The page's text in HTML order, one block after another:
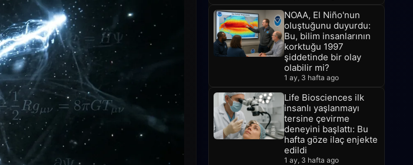
NOAA, El Niño'nun
oluştuğunu duyurdu:
Bu, bilim insanlarının
korktuğu 1997
şiddetinde bir olay
olabilir mi?
1 ay, 3 hafta ago
Life Biosciences ilk
insanlı yaşlanmayı
tersine çevirme
deneyini başlattı: Bu
hafta göze ilaç enjekte
edildi
1 ay, 3 hafta ago